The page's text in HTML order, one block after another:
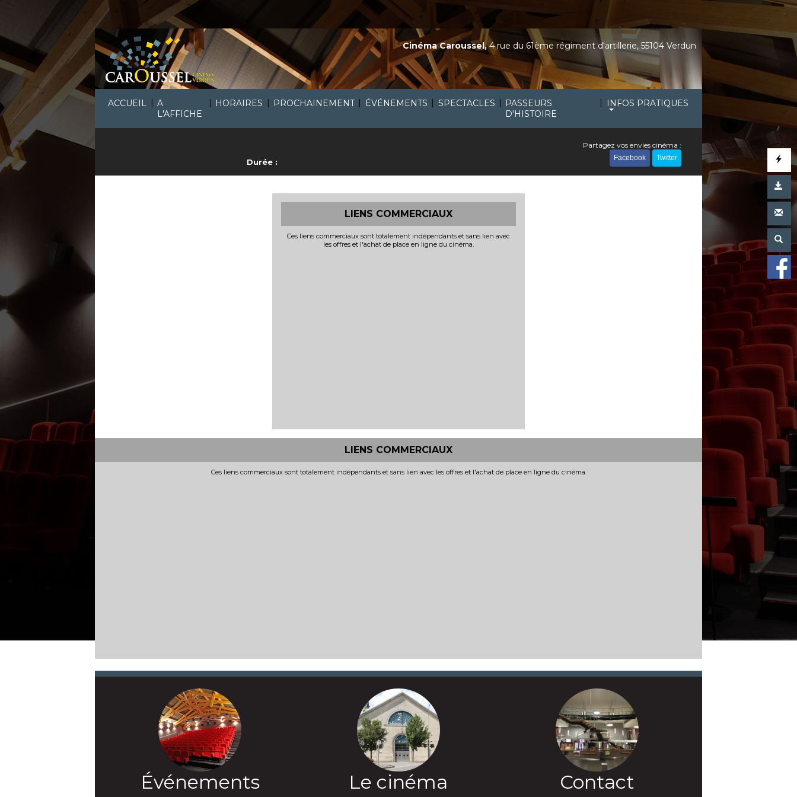
ACCUEIL | A
L'AFFICHE
| HORAIRES | PROCHAINEMENT | ÉVÉNEMENTS | SPECTACLES | PASSEURS
D'HISTOIRE
| INFOS PRATIQUES
Cinéma Caroussel,4 rue du 61ème régiment d'artillerie, 55104 Verdun
Durée :
Partagez vos envies cinéma :
Facebook Twitter
LIENS COMMERCIAUX
Ces liens commerciaux sont totalement indépendants et sans lien avec
les offres et l'achat de place en ligne du cinéma.
LIENS COMMERCIAUX
Ces liens commerciaux sont totalement indépendants et sans lien avec les offres et l'achat de place en ligne du cinéma.
Événements Le cinéma Contact